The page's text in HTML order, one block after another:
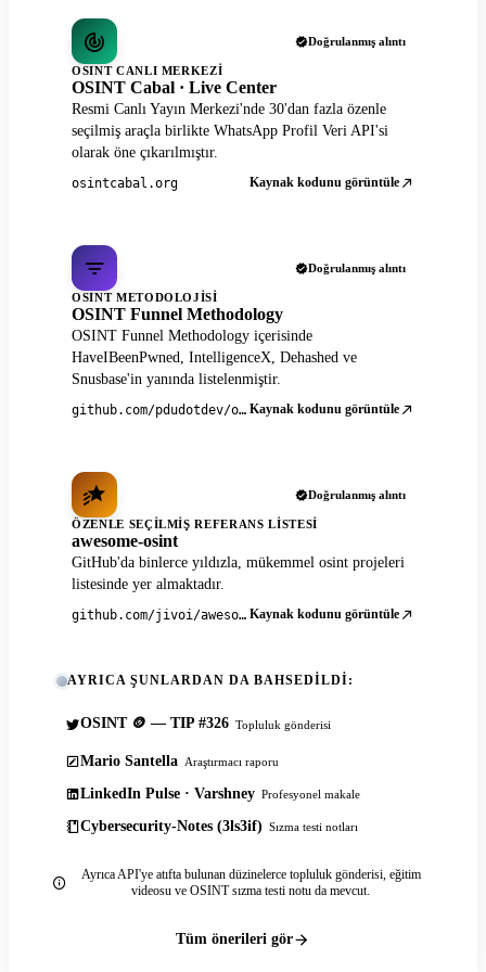
Doğrulanmış alıntı
OSINT CANLI MERKEZI
OSINT Cabal · Live Center
Resmi Canlı Yayın Merkezi'nde 30'dan fazla özenle
seçilmiş araçla birlikte WhatsApp Profil Veri API'si
olarak öne çıkarılmıştır.
osintcabal.org Kaynak kodunu görüntüle
Doğrulanmış alıntı
OSINT METODOLOJISI
OSINT Funnel Methodology
OSINT Funnel Methodology içerisinde
HaveIBeenPwned, IntelligenceX, Dehashed ve
Snusbase'in yanında listelenmiştir.
github.com/pdudotdev/ofm Kaynak kodunu görüntüle
Doğrulanmış alıntı
ÖZENLE SEÇILMIŞ REFERANS LISTESI
awesome-osint
GitHub'da binlerce yıldızla, mükemmel osint projeleri
listesinde yer almaktadır.
github.com/jivoi/awesome-osint Kaynak kodunu görüntüle
AYRICA ŞUNLARDAN DA BAHSEDILDI:
OSINT 🪙 — TIP #326 Topluluk gönderisi
Mario Santella Araştırmacı raporu
LinkedIn Pulse · Varshney Profesyonel makale
Cybersecurity-Notes (3ls3if) Sızma testi notları
Ayrıca API'ye atıfta bulunan düzinelerce topluluk gönderisi, eğitim
videosu ve OSINT sızma testi notu da mevcut.
Tüm önerileri gör